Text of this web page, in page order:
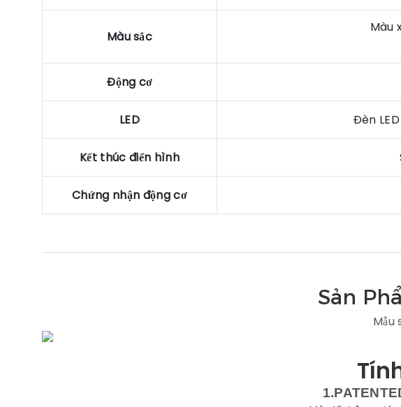
Màu sắc
Màu
Động cơ
LED Đèn
Kết thúc điển hình
Chứng nhận động cơ
Sản
Mẫu